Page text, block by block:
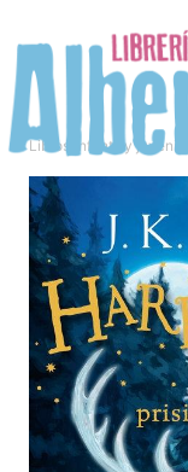
Libros Infantil y juvenil